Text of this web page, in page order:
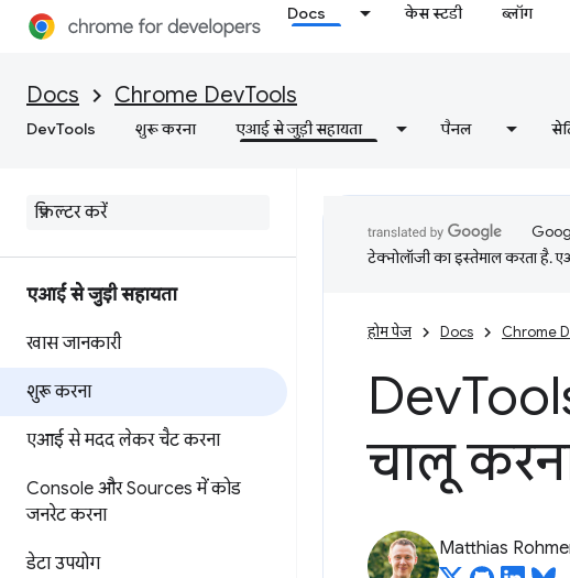
Docs केस स्टडी ब्लॉग
Docs Chrome DevTools
DevTools शुरू करना एआई से जुड़ी सहायता पैनल
एआई से जुड़ी सहायता
खास जानकारी
शुरू करना
एआई से मदद लेकर चैट करना
Console और Sources में कोड
जनरेट करना
डेटा उपयोग
टेक्नोलॉजी का इस्तेमाल करता है.
होम पेज Docs Chrome
Dev
चालू
Matthias